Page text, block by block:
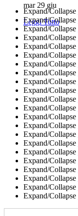
mar 29 giu
Leggi Tutto
Expand/Collapse
Expand/Collapse
Expand/Collapse
Expand/Collapse
Expand/Collapse
Expand/Collapse
Expand/Collapse
Expand/Collapse
Expand/Collapse
Expand/Collapse
Expand/Collapse
Expand/Collapse
Expand/Collapse
Expand/Collapse
Expand/Collapse
Expand/Collapse
Expand/Collapse
Expand/Collapse
Expand/Collapse
Expand/Collapse
Expand/Collapse
Expand/Collapse